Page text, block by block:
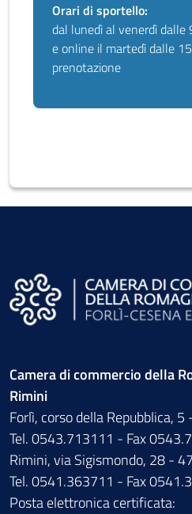
Orari di sportello:
dal lunedì al venerdì dalle
e online il martedì dalle
prenotazione
Camera di commercio della
Rimini
Forlì, corso della Repubblica,
Tel. 0543.713111 - Fax
Rimini, via Sigismondo, 28 -
Tel. 0541.363711 - Fax
Posta elettronica certificata: